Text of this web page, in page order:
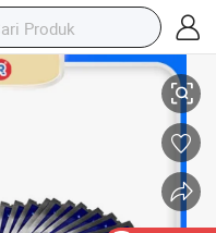
Pita Pemutih Gigi Putih